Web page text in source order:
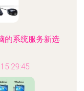
的系统服务新选